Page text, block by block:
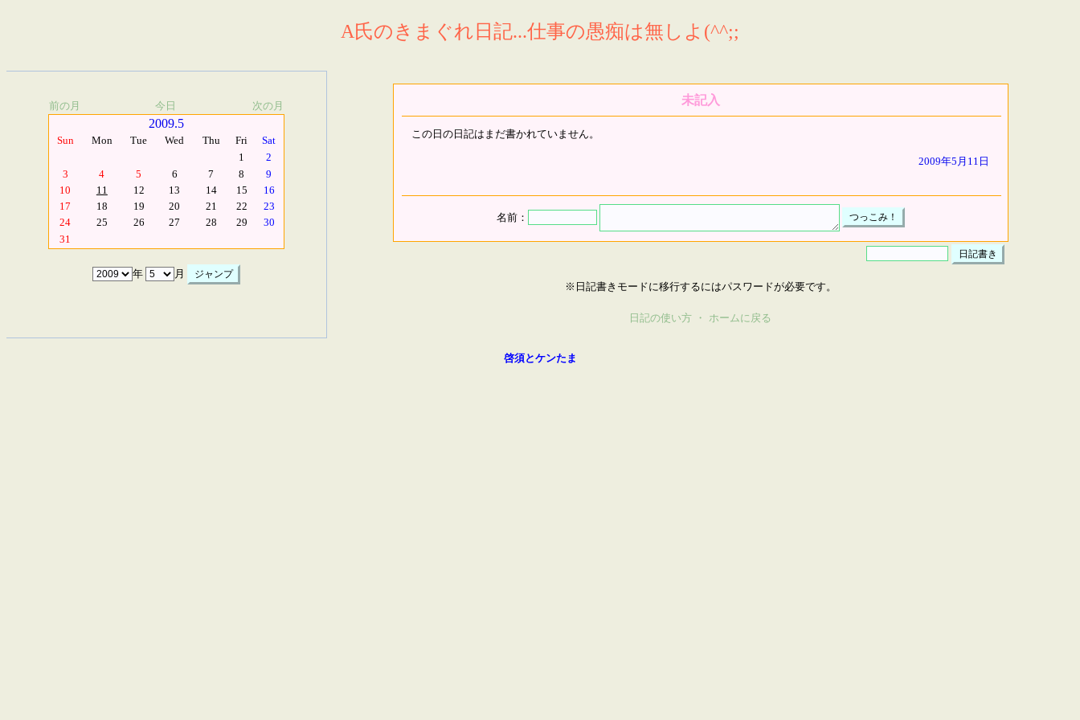
A氏のきまぐれ日記...仕事の愚痴は無しよ(^^;;
前の月 今日 次の月
2009.5
Sun Mon Tue Wed Thu Fri
Sat
1
2
3
4 5 6 7 8
9
10
11 12 13 14 15
16
17
18 19 20 21 22
23
24
25 26 27 28 29
30
31
年 月
未記入
この日の日記はまだ書かれていません。
2009年5月11日
名前：
※日記書きモードに移行するにはパスワードが必要です。
日記の使い方 ・ ホームに戻る
啓須とケンたま